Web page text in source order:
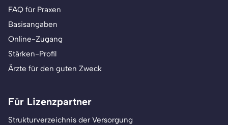
FAQ für Praxen
Basisangaben
Online-Zugang
Stärken-Profil
Ärzte für den guten Zweck
Für Lizenzpartner
Strukturverzeichnis der Versorgung